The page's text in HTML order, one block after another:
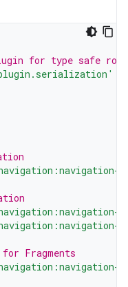
for type safe
Fragments